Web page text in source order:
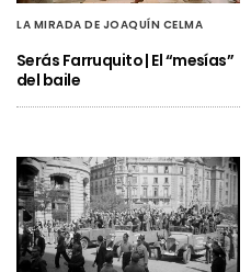
LA MIRADA DE JOAQUÍN CELMA
Serás Farruquito | El “mesías”
del baile